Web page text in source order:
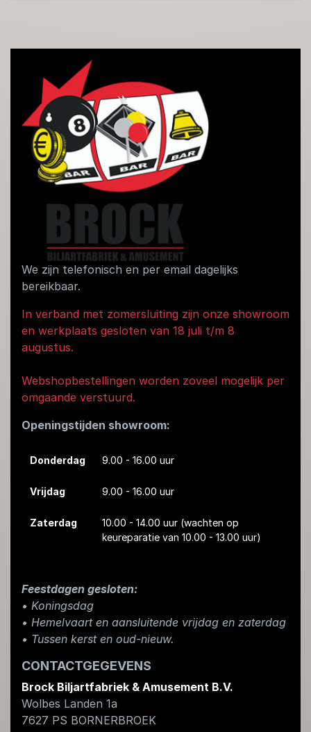
We zijn telefonisch en per email dagelijks
bereikbaar.
In verband met zomersluiting zijn onze showroom
en werkplaats gesloten van 18 juli t/m 8
augustus.
Webshopbestellingen worden zoveel mogelijk per
omgaande verstuurd.
Openingstijden showroom:
Donderdag 9.00 - 16.00 uur
Vrijdag 9.00 - 16.00 uur
Zaterdag 10.00 - 14.00 uur (wachten op
keureparatie van 10.00 - 13.00 uur)
Feestdagen gesloten:
• Koningsdag
​• Hemelvaart en aansluitende vrijdag en zaterdag
• Tussen kerst en oud-nieuw.
CONTACTGEGEVENS
Brock Biljartfabriek & Amusement B.V.
Wolbes Landen 1a
7627 PS BORNERBROEK